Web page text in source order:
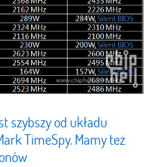
szybszy od układu
TimeSpy. Mamy też